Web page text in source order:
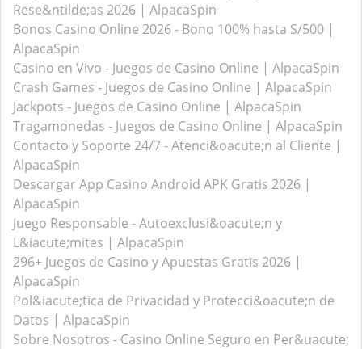
Rese&ntilde;as 2026 | AlpacaSpin
Bonos Casino Online 2026 - Bono 100% hasta S/500 |
AlpacaSpin
Casino en Vivo - Juegos de Casino Online | AlpacaSpin
Crash Games - Juegos de Casino Online | AlpacaSpin
Jackpots - Juegos de Casino Online | AlpacaSpin
Tragamonedas - Juegos de Casino Online | AlpacaSpin
Contacto y Soporte 24/7 - Atenci&oacute;n al Cliente |
AlpacaSpin
Descargar App Casino Android APK Gratis 2026 |
AlpacaSpin
Juego Responsable - Autoexclusi&oacute;n y
L&iacute;mites | AlpacaSpin
296+ Juegos de Casino y Apuestas Gratis 2026 |
AlpacaSpin
Pol&iacute;tica de Privacidad y Protecci&oacute;n de
Datos | AlpacaSpin
Sobre Nosotros - Casino Online Seguro en Per&uacute;